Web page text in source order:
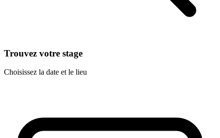
Trouvez votre stage
Choisissez la date et le lieu